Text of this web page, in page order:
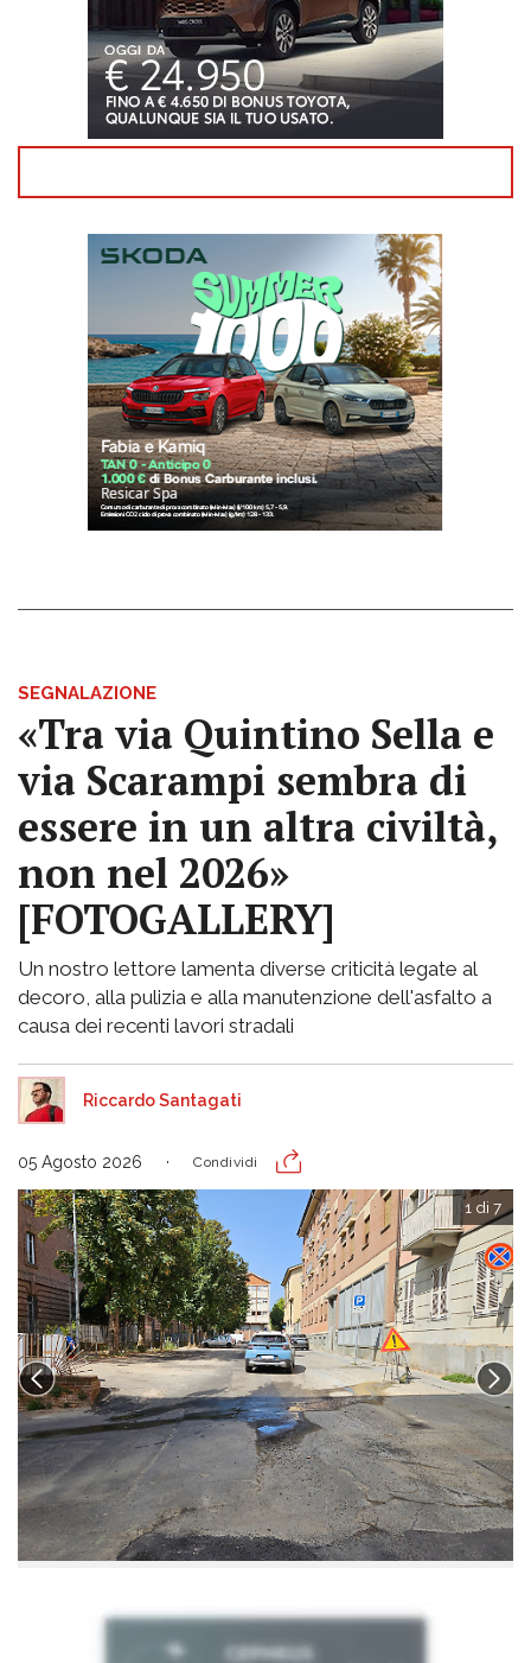
SEGNALAZIONE
«Tra via Quintino Sella e
via Scarampi sembra di
essere in un altra civiltà,
non nel 2026»
[FOTOGALLERY]
Un nostro lettore lamenta diverse criticità legate al
decoro, alla pulizia e alla manutenzione dell'asfalto a
causa dei recenti lavori stradali
Riccardo Santagati
05 Agosto 2026 Condividi
1 di 7